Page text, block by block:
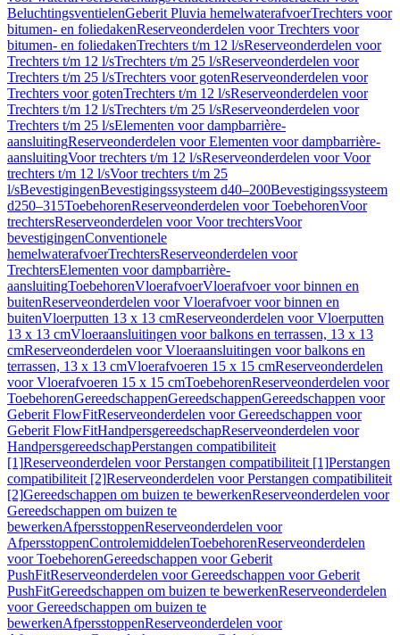
BeluchtingsventielenGeberit Pluvia hemelwaterafvoerTrechters voor
bitumen- en foliedakenReserveonderdelen voor Trechters voor
bitumen- en foliedakenTrechters t/m 12 l/sReserveonderdelen voor
Trechters t/m 12 l/sTrechters t/m 25 l/sReserveonderdelen voor
Trechters t/m 25 l/sTrechters voor gotenReserveonderdelen voor
Trechters voor gotenTrechters t/m 12 l/sReserveonderdelen voor
Trechters t/m 12 l/sTrechters t/m 25 l/sReserveonderdelen voor
Trechters t/m 25 l/sElementen voor dampbarrière-
aansluitingReserveonderdelen voor Elementen voor dampbarrière-
aansluitingVoor trechters t/m 12 l/sReserveonderdelen voor Voor
trechters t/m 12 l/sVoor trechters t/m 25
l/sBevestigingenBevestigingssysteem d40–200Bevestigingssysteem
d250–315ToebehorenReserveonderdelen voor ToebehorenVoor
trechtersReserveonderdelen voor Voor trechtersVoor
bevestigingenConventionele
hemelwaterafvoerTrechtersReserveonderdelen voor
TrechtersElementen voor dampbarrière-
aansluitingToebehorenVloerafvoerVloerafvoer voor binnen en
buitenReserveonderdelen voor Vloerafvoer voor binnen en
buitenVloerputten 13 x 13 cmReserveonderdelen voor Vloerputten
13 x 13 cmVloeraansluitingen voor balkons en terrassen, 13 x 13
cmReserveonderdelen voor Vloeraansluitingen voor balkons en
terrassen, 13 x 13 cmVloerafvoeren 15 x 15 cmReserveonderdelen
voor Vloerafvoeren 15 x 15 cmToebehorenReserveonderdelen voor
ToebehorenGereedschappenGereedschappenGereedschappen voor
Geberit FlowFitReserveonderdelen voor Gereedschappen voor
Geberit FlowFitHandpersgereedschapReserveonderdelen voor
HandpersgereedschapPerstangen compatibiliteit
[1]Reserveonderdelen voor Perstangen compatibiliteit [1]Perstangen
compatibiliteit [2]Reserveonderdelen voor Perstangen compatibiliteit
[2]Gereedschappen om buizen te bewerkenReserveonderdelen voor
Gereedschappen om buizen te
bewerkenAfpersstoppenReserveonderdelen voor
AfpersstoppenControlemiddelenToebehorenReserveonderdelen
voor ToebehorenGereedschappen voor Geberit
PushFitReserveonderdelen voor Gereedschappen voor Geberit
PushFitGereedschappen om buizen te bewerkenReserveonderdelen
voor Gereedschappen om buizen te
bewerkenAfpersstoppenReserveonderdelen voor